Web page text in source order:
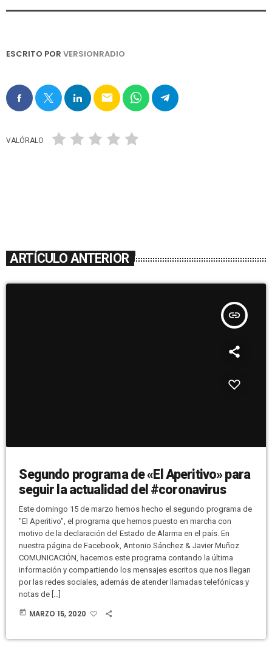
ESCRITO POR VERSIONRADIO
email
VALÓRALO
ARTÍCULO ANTERIOR
insert_link
Segundo programa de «El Aperitivo» para
seguir la actualidad del #coronavirus
Este domingo 15 de marzo hemos hecho el segundo programa de
"El Aperitivo", el programa que hemos puesto en marcha con
motivo de la declaración del Estado de Alarma en el país. En
nuestra página de Facebook, Antonio Sánchez & Javier Muñoz
COMUNICACIÓN, hacemos este programa contando la última
información y compartiendo los mensajes escritos que nos llegan
por las redes sociales, además de atender llamadas telefónicas y
notas de […]
today MARZO 15, 2020